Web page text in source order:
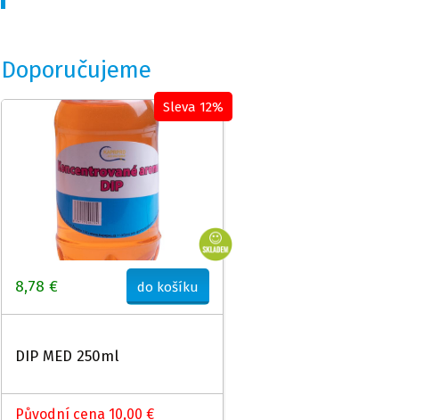
Doporučujeme
8,78 € do košíku
DIP MED 250ml
Původní cena 10,00 €
Sleva 12%